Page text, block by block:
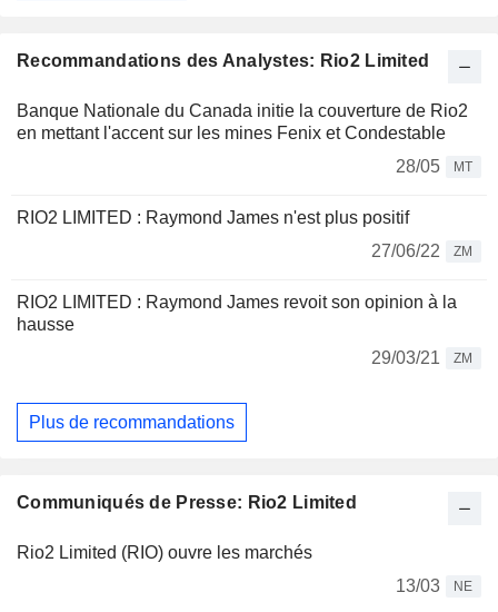
Recommandations des Analystes: Rio2 Limited
Banque Nationale du Canada initie la couverture de Rio2
en mettant l'accent sur les mines Fenix et Condestable
28/05
MT
RIO2 LIMITED : Raymond James n'est plus positif
27/06/22
ZM
RIO2 LIMITED : Raymond James revoit son opinion à la
hausse
29/03/21
ZM
Plus de recommandations
Communiqués de Presse: Rio2 Limited
Rio2 Limited (RIO) ouvre les marchés
13/03
NE